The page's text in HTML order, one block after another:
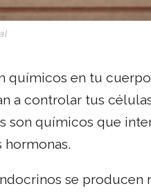
químicos en tu
a controlar tus
son químicos que
se producen